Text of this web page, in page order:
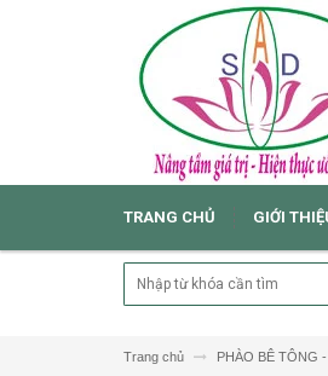
TRANG CHỦ GIỚI
Trang chủ PHÀO BÊ TÔNG